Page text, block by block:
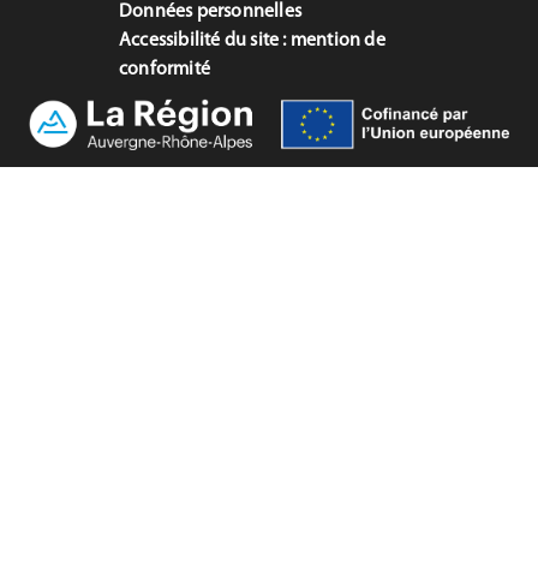
Données personnelles
Accessibilité du site : mention de
conformité